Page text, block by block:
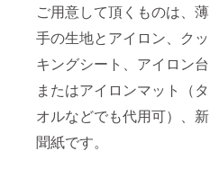
ご用意して頂くものは、薄
手の生地とアイロン、クッ
キングシート、アイロン台
またはアイロンマット（タ
オルなどでも代用可）、新
聞紙です。